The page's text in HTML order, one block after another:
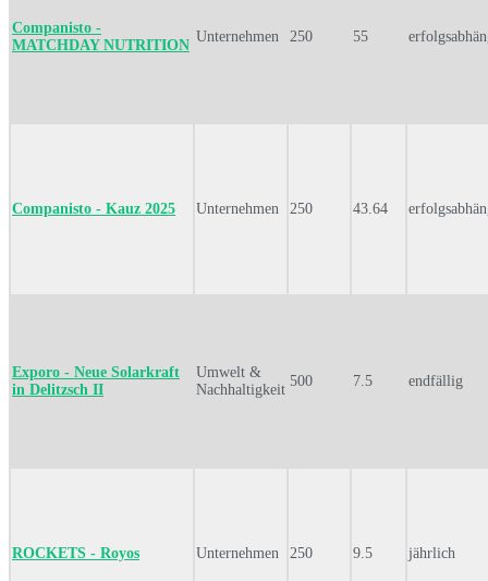
Companisto -
MATCHDAY NUTRITION
Unternehmen 250 55
Companisto - Kauz 2025 Unternehmen 250 43.64
Exporo - Neue Solarkraft
in Delitzsch II
Umwelt &
Nachhaltigkeit
500 7.5 endfällig
ROCKETS - Royos Unternehmen 250 9.5 jährlich